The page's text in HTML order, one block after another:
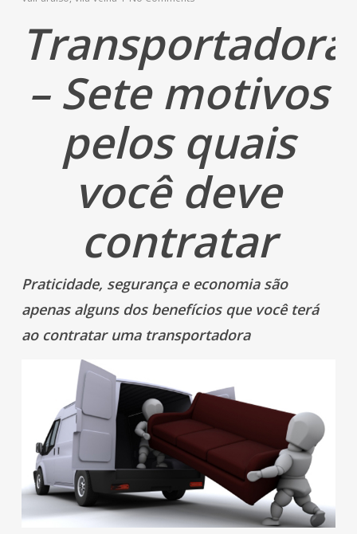
Transportadora
– Sete motivos
pelos quais
você deve
contratar
Praticidade, segurança e economia são
apenas alguns dos benefícios que você terá
ao contratar uma transportadora